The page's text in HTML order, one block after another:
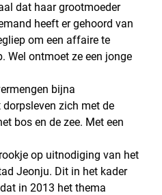
dat haar grootmoeder
heeft er gehoord van
om een affaire te
Wel ontmoet ze een jonge
bijna
zich met de
bos en de zee. Met een
op uitnodiging van het
Jeonju. Dit in het kader
in 2013 het thema